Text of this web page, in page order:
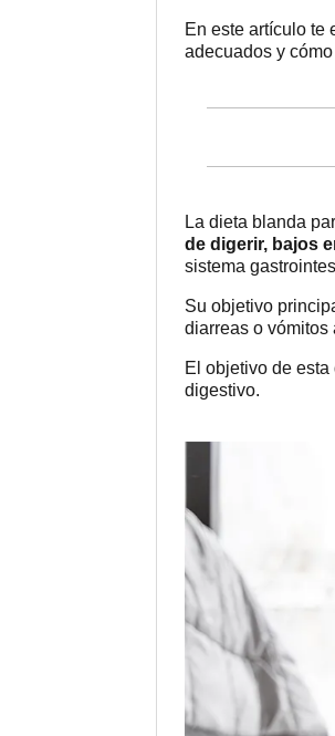
En este artículo te
adecuados y
La dieta blanda
de digerir, bajos
sistema
Su objetivo
diarreas o vómitos
El objetivo de
digestivo.